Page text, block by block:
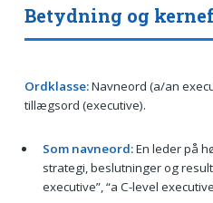
Betydning og
Ordklasse:Navneord (a/an
tillægsord (executive).
Som navneord:En leder på
strategi, beslutninger og
executive”, “a C-level